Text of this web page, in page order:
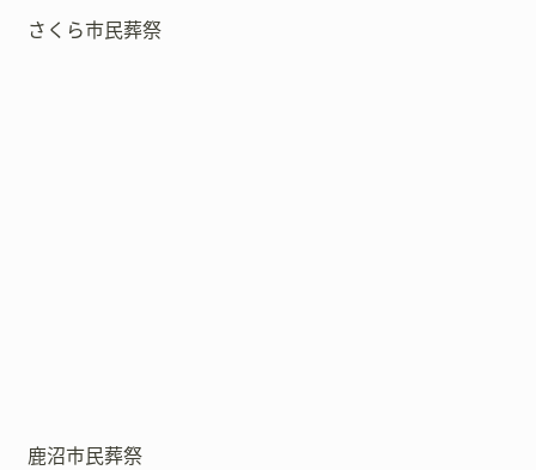
さくら市民葬祭
鹿沼市民葬祭